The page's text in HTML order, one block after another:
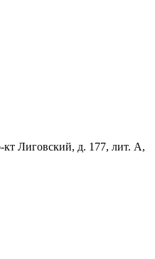
кт Лиговский, д. 177, лит. А,